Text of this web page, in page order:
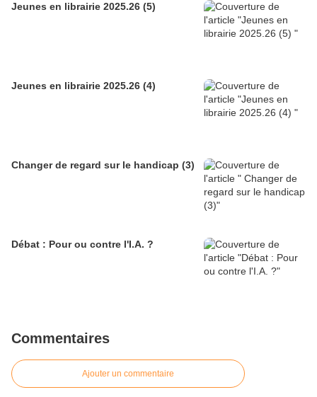
Jeunes en librairie 2025.26 (5)
Jeunes en librairie 2025.26 (4)
Changer de regard sur le handicap (3)
Débat : Pour ou contre l'I.A. ?
Commentaires
Ajouter un commentaire